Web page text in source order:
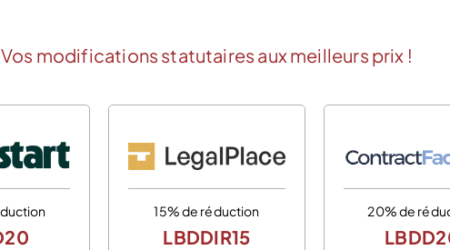
Vos modifications statutaires aux meilleurs prix !
15% de réduction
LBDDIR15
20% de